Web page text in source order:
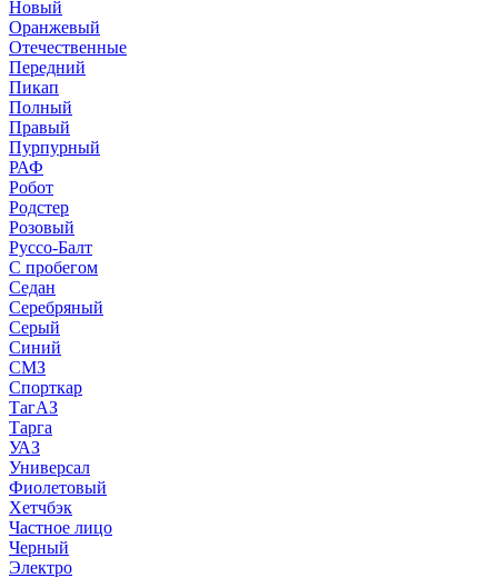
Новый
Оранжевый
Отечественные
Передний
Пикап
Полный
Правый
Пурпурный
РАФ
Робот
Родстер
Розовый
Руссо-Балт
С пробегом
Седан
Серебряный
Серый
Синий
СМЗ
Спорткар
ТагАЗ
Тарга
УАЗ
Универсал
Фиолетовый
Хетчбэк
Частное лицо
Черный
Электро